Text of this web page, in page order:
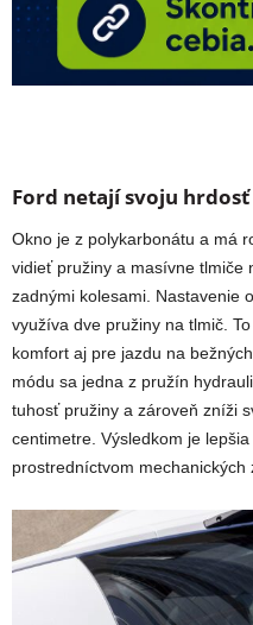
Ford netají svoju hrdosť
Okno je z polykarbonátu a má
vidieť pružiny a masívne tlmiče
zadnými kolesami. Nastavenie
využíva dve pružiny na tlmič.
komfort aj pre jazdu na
módu sa jedna z pružín
tuhosť pružiny a zároveň zníži
centimetre. Výsledkom je
prostredníctvom